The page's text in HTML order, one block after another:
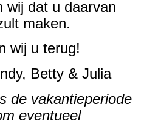
wij dat u daarvan
maken.
wij u terug!
Betty & Julia
de vakantieperiode
eventueel